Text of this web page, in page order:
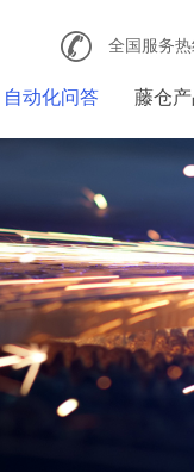
全国服务热
自动化问答 藤仓